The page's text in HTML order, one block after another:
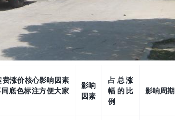
涨价核心影响因素
底色标注方便大家
影响
因素
占总涨
幅的比
例
影响周期